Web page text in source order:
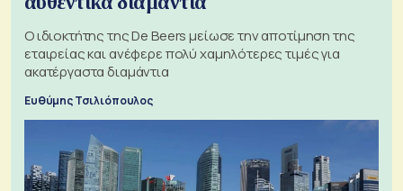
Ο ιδιοκτήτης της De Beers μείωσε την αποτίμηση της
εταιρείας και ανέφερε πολύ χαμηλότερες τιμές για
ακατέργαστα διαμάντια
Ευθύμης Τσιλιόπουλος